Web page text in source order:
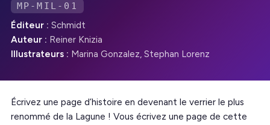
MP-MIL-01
Éditeur : Schmidt
Auteur : Reiner Knizia
Illustrateurs : Marina Gonzalez, Stephan Lorenz
Écrivez une page d’histoire en devenant le verrier le plus
renommé de la Lagune ! Vous écrivez une page de cette